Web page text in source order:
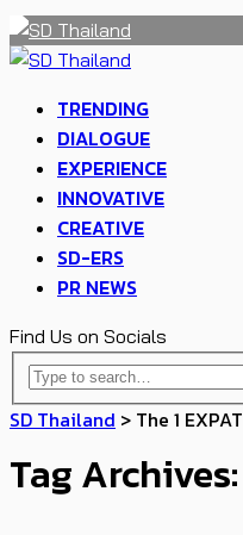
TRENDING
DIALOGUE
EXPERIENCE
INNOVATIVE
CREATIVE
SD-ERS
PR NEWS
Find Us on Socials
SD Thailand > The 1 EXPAT
Tag Archives: